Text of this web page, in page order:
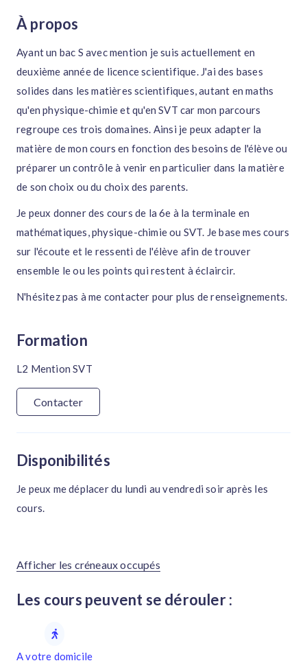
À propos
Ayant un bac S avec mention je suis actuellement en
deuxième année de licence scientifique. J'ai des bases
solides dans les matières scientifiques, autant en maths
qu'en physique-chimie et qu'en SVT car mon parcours
regroupe ces trois domaines. Ainsi je peux adapter la
matière de mon cours en fonction des besoins de l'élève ou
préparer un contrôle à venir en particulier dans la matière
de son choix ou du choix des parents.
Je peux donner des cours de la 6e à la terminale en
mathématiques, physique-chimie ou SVT. Je base mes cours
sur l'écoute et le ressenti de l'élève afin de trouver
ensemble le ou les points qui restent à éclaircir.
N'hésitez pas à me contacter pour plus de renseignements.
Formation
L2 Mention SVT
Contacter
Disponibilités
Je peux me déplacer du lundi au vendredi soir après les
cours.
Afficher les créneaux occupés
Les cours peuvent se dérouler :
A votre domicile